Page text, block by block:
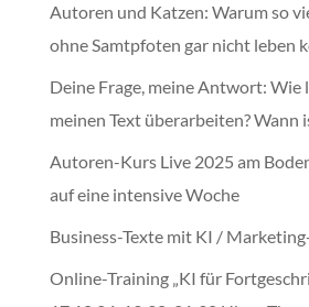
Autoren und Katzen: Warum so
ohne Samtpfoten gar nicht leben
Deine Frage, meine Antwort: Wie
meinen Text überarbeiten? Wann
Autoren-Kurs Live 2025 am
auf eine intensive Woche
Business-Texte mit KI /
Online-Training „KI für